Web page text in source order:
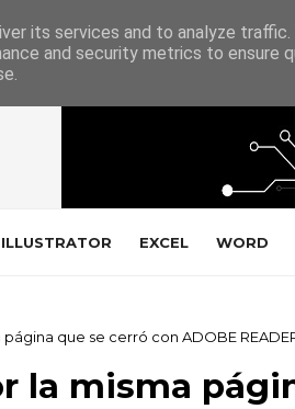
ILLUSTRATOR EXCEL WORD
que se cerró con ADOBE
la misma
its services and to analyze traffic.
and security metrics to ensure